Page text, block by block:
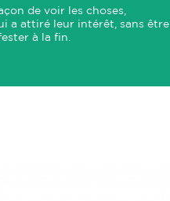
de voir les choses,
a attiré leur intérêt, sans être
à la fin.